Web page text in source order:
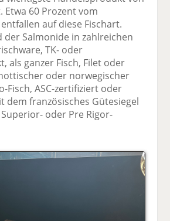
60 Prozent vom
auf diese Fischart.
der Salmonide in zahlreichen
TK- oder
als ganzer Fisch, Filet oder
oder norwegischer
Fisch, ASC-zertifiziert oder
dem französisches Gütesiegel
oder Pre Rigor-